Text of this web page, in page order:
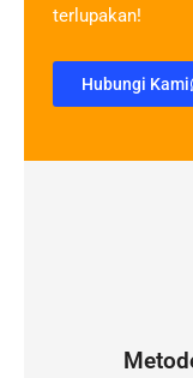
terlupakan!
Hubungi Kami